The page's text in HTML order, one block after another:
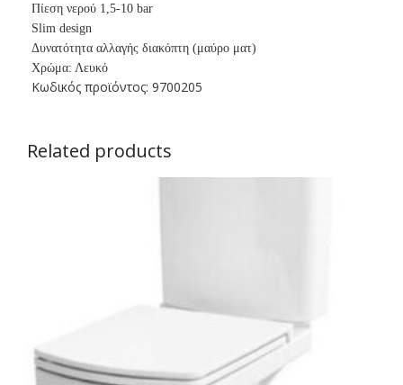
Πίεση νερού 1,5-10 bar
Slim design
Δυνατότητα αλλαγής διακόπτη (μαύρο ματ)
Χρώμα: Λευκό
Κωδικός προϊόντος: 9700205
Related products